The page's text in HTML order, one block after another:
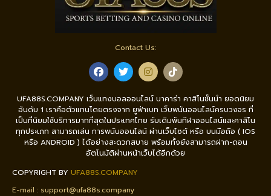
Contact Us:
UFA88S.COMPANY เว็บแทงบอลออนไลน์ บาคาร่า คาสิโนชั้นนำ ยอดนิยม
อันดับ 1 เราคือตัวแทนโดยตรงจาก ยูฟ่าเบท เว็บพนันออนไลน์ครบวงจร ที่
เป็นที่นิยมใช้บริการมากที่สุดในประเทศไทย รับเดิมพันกีฬาออนไลน์และคาสิโน
ทุกประเภท สามารถเล่น การพนันออนไลน์ ผ่านเว็บไซต์ หรือ บนมือถือ ( IOS
หรือ ANDROID ) ได้อย่างสะดวกสบาย พร้อมทั้งยังสามารถฝาก-ถอน
อัตโนมัติผ่านหน้าเว็บได้อีกด้วย
COPYRIGHT BY UFA88S.COMPANY
E-mail : support@ufa88s.company